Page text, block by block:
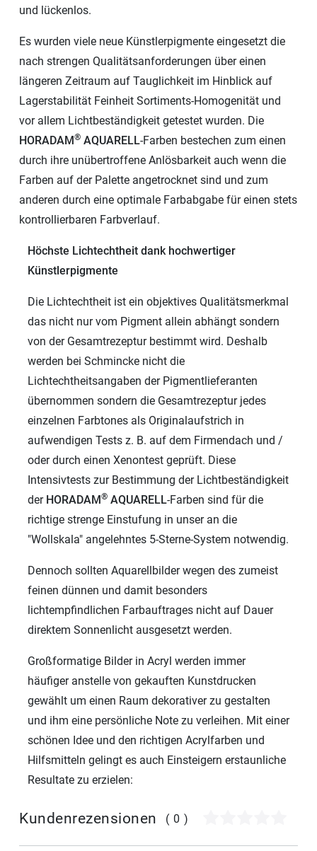
und lückenlos.
Es wurden viele neue Künstlerpigmente eingesetzt die
nach strengen Qualitätsanforderungen über einen
längeren Zeitraum auf Tauglichkeit im Hinblick auf
Lagerstabilität Feinheit Sortiments-Homogenität und
vor allem Lichtbeständigkeit getestet wurden. Die
HORADAM® AQUARELL-Farben bestechen zum einen
durch ihre unübertroffene Anlösbarkeit auch wenn die
Farben auf der Palette angetrocknet sind und zum
anderen durch eine optimale Farbabgabe für einen stets
kontrollierbaren Farbverlauf.
Höchste Lichtechtheit dank hochwertiger
Künstlerpigmente
Die Lichtechtheit ist ein objektives Qualitätsmerkmal
das nicht nur vom Pigment allein abhängt sondern
von der Gesamtrezeptur bestimmt wird. Deshalb
werden bei Schmincke nicht die
Lichtechtheitsangaben der Pigmentlieferanten
übernommen sondern die Gesamtrezeptur jedes
einzelnen Farbtones als Originalaufstrich in
aufwendigen Tests z. B. auf dem Firmendach und /
oder durch einen Xenontest geprüft. Diese
Intensivtests zur Bestimmung der Lichtbeständigkeit
der HORADAM® AQUARELL-Farben sind für die
richtige strenge Einstufung in unser an die
"Wollskala" angelehntes 5-Sterne-System notwendig.
Dennoch sollten Aquarellbilder wegen des zumeist
feinen dünnen und damit besonders
lichtempfindlichen Farbauftrages nicht auf Dauer
direktem Sonnenlicht ausgesetzt werden.
Großformatige Bilder in Acryl werden immer
häufiger anstelle von gekauften Kunstdrucken
gewählt um einen Raum dekorativer zu gestalten
und ihm eine persönliche Note zu verleihen. Mit einer
schönen Idee und den richtigen Acrylfarben und
Hilfsmitteln gelingt es auch Einsteigern erstaunliche
Resultate zu erzielen:
Kundenrezensionen (0)